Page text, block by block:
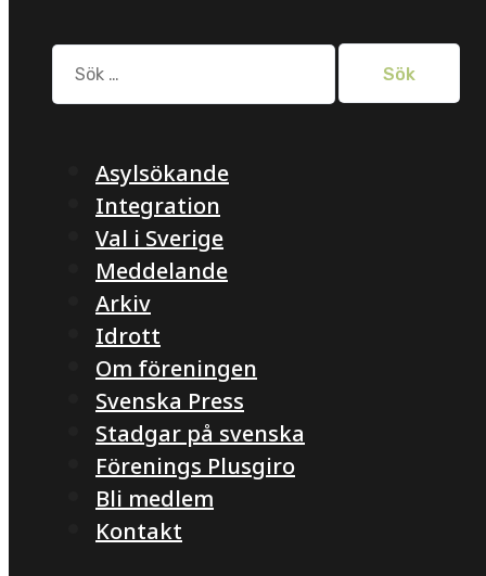
Sök
efter:
Asylsökande
Integration
Val i Sverige
Meddelande
Arkiv
Idrott
Om föreningen
Svenska Press
Stadgar på svenska
Förenings Plusgiro
Bli medlem
Kontakt